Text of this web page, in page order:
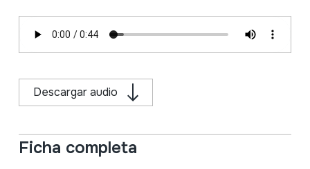
Descargar audio
Ficha completa